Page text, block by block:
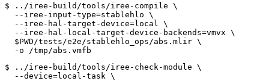
$ ../iree-build/tools/iree-compile \
  --iree-input-type=stablehlo \
  --iree-hal-target-device=local \
  --iree-hal-local-target-device-backends=vmvx \
  $PWD/tests/e2e/stablehlo_ops/abs.mlir \
$ ../iree-build/tools/iree-check-module \
  --device=local-task \